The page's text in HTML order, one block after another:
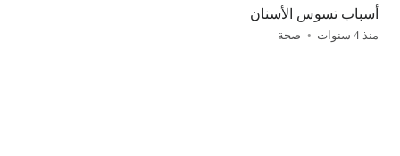
أسباب تسوس الأسنان
منذ 4 سنوات صحة